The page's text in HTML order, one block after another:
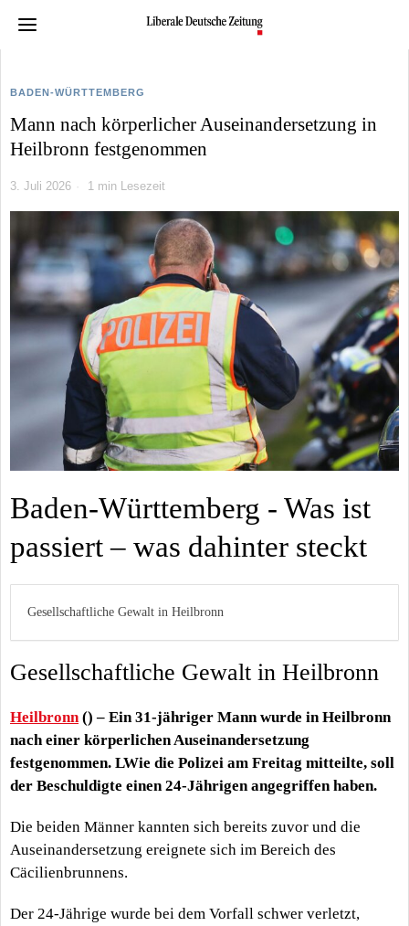
BADEN-WÜRTTEMBERG
Mann nach körperlicher Auseinandersetzung in
Heilbronn festgenommen
3. Juli 2026 1 min Lesezeit
Baden-Württemberg - Was ist
passiert – was dahinter steckt
Gesellschaftliche Gewalt in Heilbronn
Gesellschaftliche Gewalt in Heilbronn
Heilbronn () – Ein 31-jähriger Mann wurde in Heilbronn
nach einer körperlichen Auseinandersetzung
festgenommen. LWie die Polizei am Freitag mitteilte, soll
der Beschuldigte einen 24-Jährigen angegriffen haben.
Die beiden Männer kannten sich bereits zuvor und die
Auseinandersetzung ereignete sich im Bereich des
Cäcilienbrunnens.
Der 24-Jährige wurde bei dem Vorfall schwer verletzt,